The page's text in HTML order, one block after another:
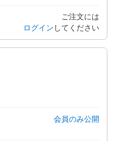
ご注文には
ログイン してください
会員のみ公開